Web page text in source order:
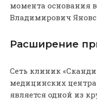
момента основания
Владимирович
Расширение
Сеть клиник
медицинских центра
является одной из